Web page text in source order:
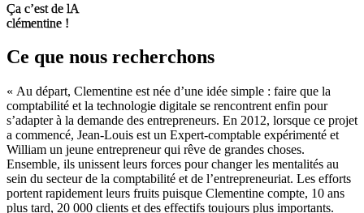
Ça c’est de lA
clémentine !
Ce que nous recherchons
« Au départ, Clementine est née d’une idée simple : faire que la
comptabilité et la technologie digitale se rencontrent enfin pour
s’adapter à la demande des entrepreneurs. En 2012, lorsque ce projet
a commencé, Jean-Louis est un Expert-comptable expérimenté et
William un jeune entrepreneur qui rêve de grandes choses.
Ensemble, ils unissent leurs forces pour changer les mentalités au
sein du secteur de la comptabilité et de l’entrepreneuriat. Les efforts
portent rapidement leurs fruits puisque Clementine compte, 10 ans
plus tard, 20 000 clients et des effectifs toujours plus importants.